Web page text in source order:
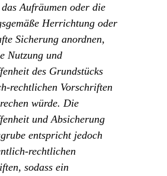
Aufräumen oder die
Herrichtung oder
Sicherung anordnen,
Nutzung und
des Grundstücks
rechtlichen Vorschriften
würde. Die
und Absicherung
entspricht jedoch
rechtlichen
sodass ein